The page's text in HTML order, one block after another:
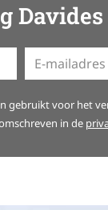
gebruikt voor het
in de